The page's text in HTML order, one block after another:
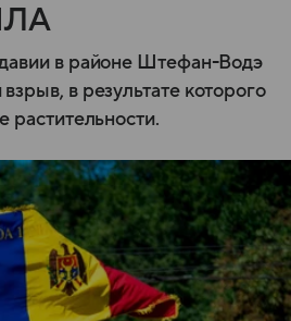
в районе Штефан-Водэ
в результате которого
растительности.